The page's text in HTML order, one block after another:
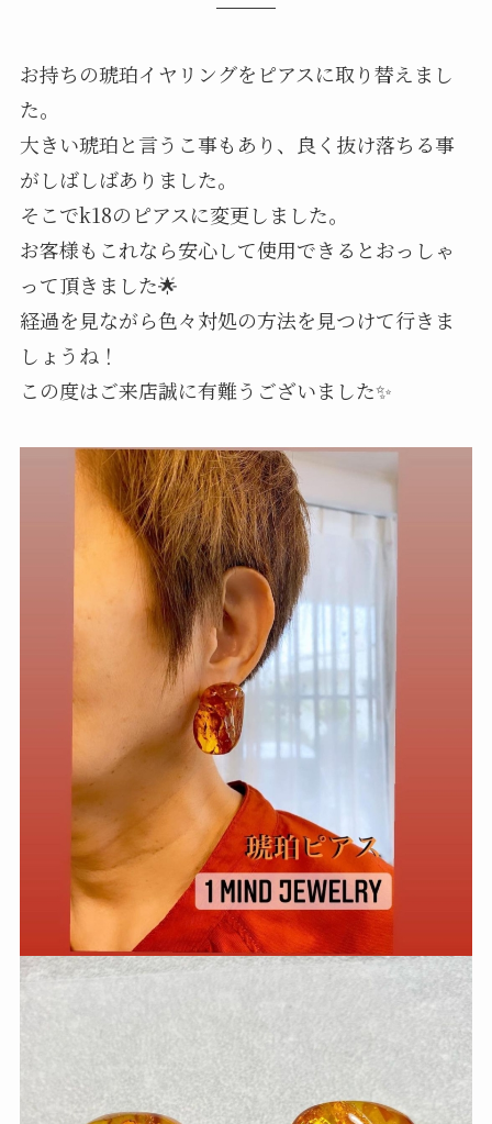
お持ちの琥珀イヤリングをピアスに取り替えまし
た。
大きい琥珀と言うこ事もあり、良く抜け落ちる事
がしばしばありました。
そこでk18のピアスに変更しました。
お客様もこれなら安心して使用できるとおっしゃ
って頂きました🌟
経過を見ながら色々対処の方法を見つけて行きま
しょうね！
この度はご来店誠に有難うございました✨